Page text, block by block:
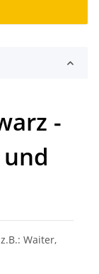
-
Waiter,